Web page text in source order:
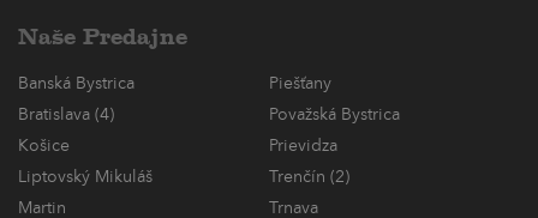
Naše Predajne
Banská Bystrica
Piešťany
Bratislava (4)
Považská Bystrica
Košice
Prievidza
Liptovský Mikuláš
Trenčín (2)
Martin
Trnava